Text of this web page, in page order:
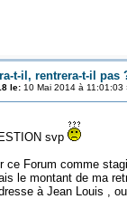
t-il, rentrera-t-il pas
le:10 Mai 2014 à 11:01:03
svp
Forum comme
le montant de ma
à Jean Louis ,